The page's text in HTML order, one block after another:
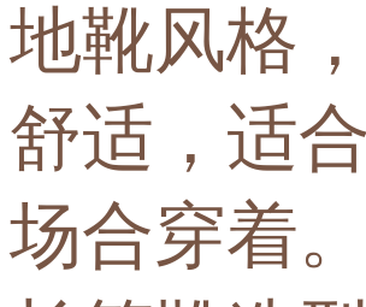
地靴风格
舒适，适
场合穿着